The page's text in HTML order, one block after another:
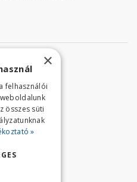
út 17.
324
×
felhasználói
összes süti
»